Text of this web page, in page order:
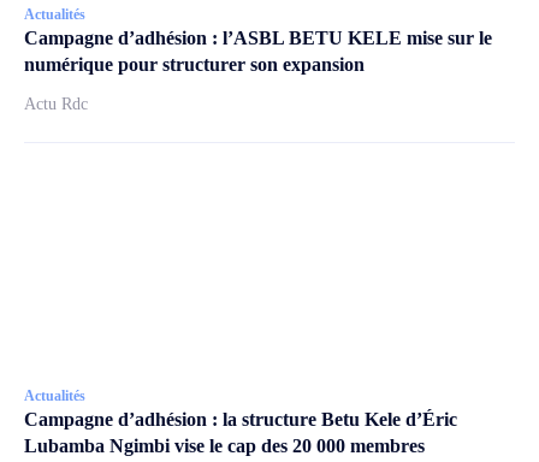
Actualités
Campagne d’adhésion : l’ASBL BETU KELE mise sur le
numérique pour structurer son expansion
Actu Rdc
Actualités
Campagne d’adhésion : la structure Betu Kele d’Éric
Lubamba Ngimbi vise le cap des 20 000 membres